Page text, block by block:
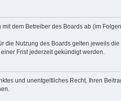
dem Betreiber des Boards ab (im
Nutzung des Boards gelten jeweils
Frist jederzeit gekündigt werden.
und unentgeltliches Recht, Ihren